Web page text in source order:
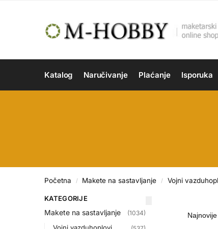
Katalog Naručivanje Plaćanje Isporuka
Početna / Makete na sastavljanje / Vojni
KATEGORIJE
Makete na sastavljanje (1034)